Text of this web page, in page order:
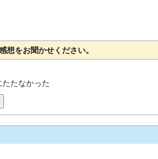
想をお聞かせください。
たたなかった